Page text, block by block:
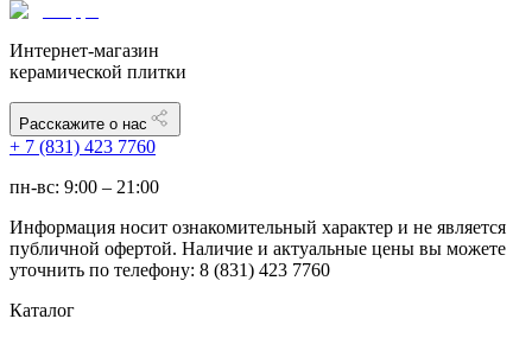
Интернет-магазин
керамической плитки
Расскажите о нас
+ 7 (831) 423 7760
пн-вс: 9:00 – 21:00
Информация носит ознакомительный характер и не является
публичной офертой. Наличие и актуальные цены вы можете
уточнить по телефону: 8 (831) 423 7760
Каталог